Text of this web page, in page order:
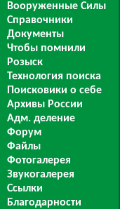
Вооруженные Силы
Справочники
Документы
Чтобы помнили
Розыск
Технология поиска
Поисковики о себе
Архивы России
Адм. деление
Форум
Файлы
Фотогалерея
Звукогалерея
Ссылки
Благодарности